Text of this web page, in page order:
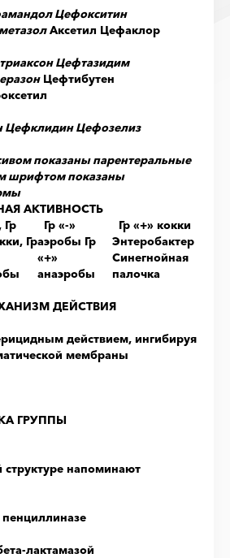
Цефокситин
Аксетил Цефаклор
Цефтазидим
Цефтибутен
ксетил
Цефклидин Цефозелиз
показаны парентеральные
шрифтом показаны
АКТИВНОСТЬ
Гр
Гр
Гр «-»
аэробы Гр
«+»
анаэробы
Гр «+» кокки
Энтеробактер
Синегнойная
палочка
ДЕЙСТВИЯ
действием, ингибируя
мембраны
ГРУППЫ
структуре напоминают
лактамазой